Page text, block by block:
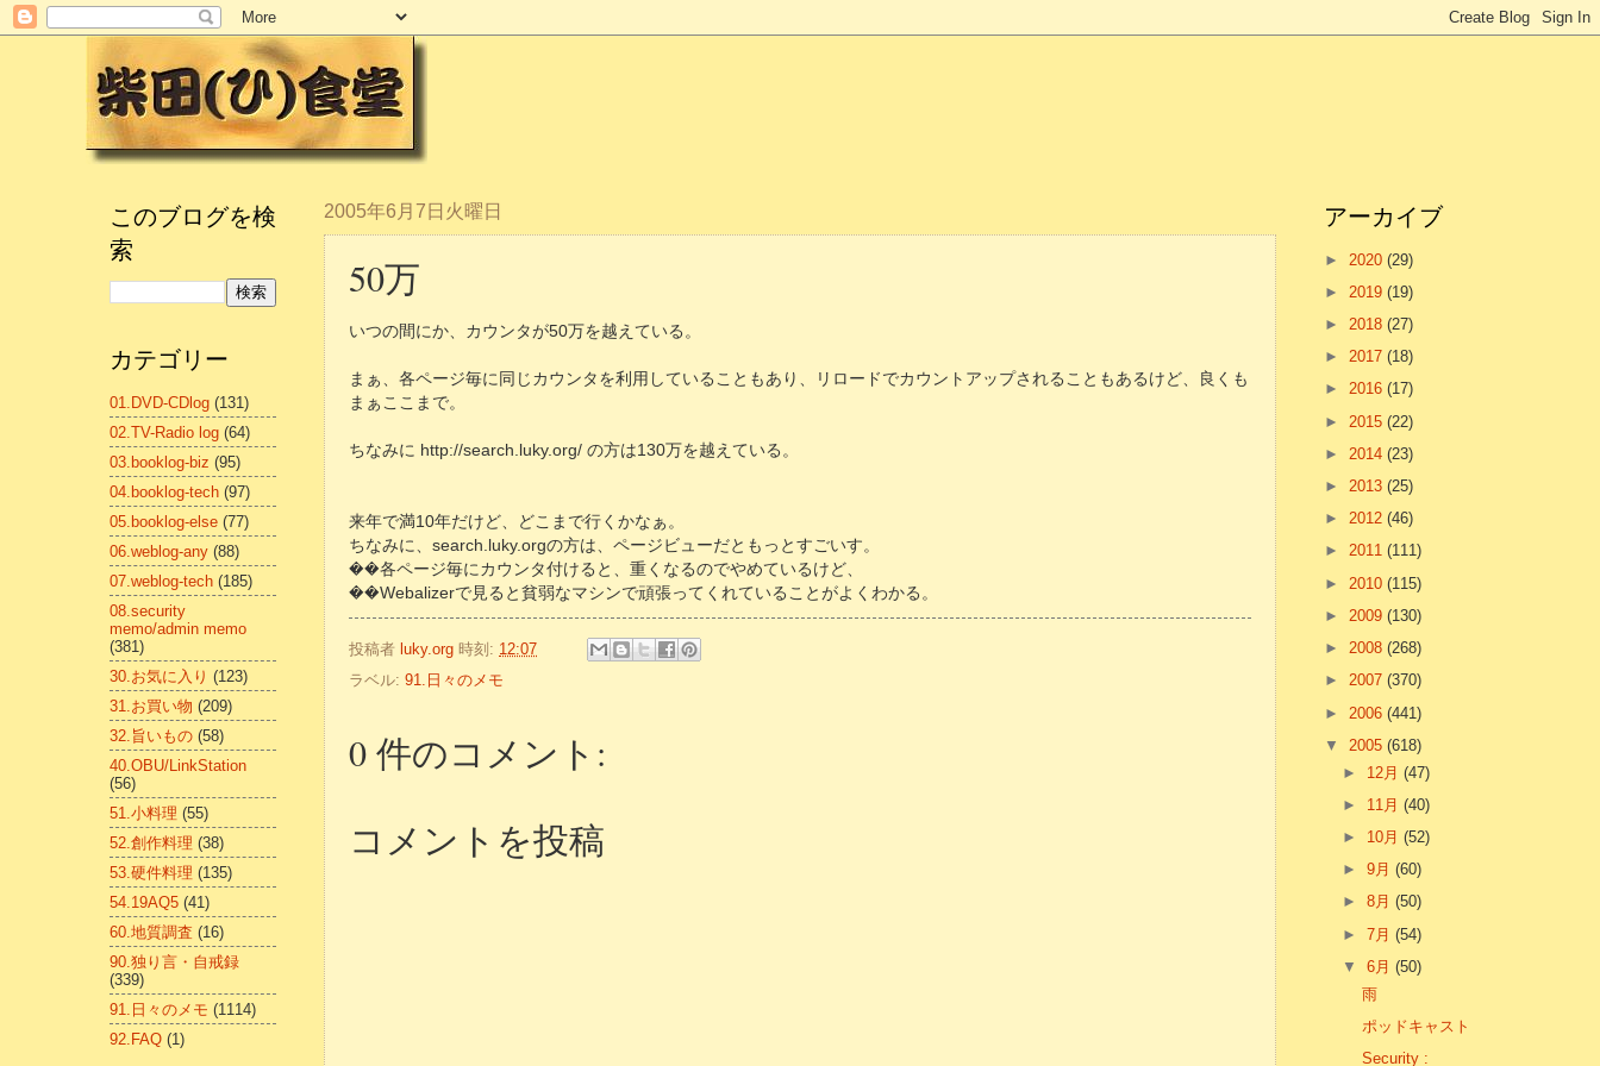
2005年6月7日火曜日
50万
いつの間にか、カウンタが50万を越えている。
まぁ、各ページ毎に同じカウンタを利用していることもあり、リロードでカウントアップされることもあるけど、良くも
まぁここまで。
ちなみに http://search.luky.org/ の方は130万を越えている。
来年で満10年だけど、どこまで行くかなぁ。
ちなみに、search.luky.orgの方は、ページビューだともっとすごいす。
��各ページ毎にカウンタ付けると、重くなるのでやめているけど、
��Webalizerで見ると貧弱なマシンで頑張ってくれていることがよくわかる。
投稿者 luky.org 時刻: 12:07
ラベル: 91.日々のメモ
0 件のコメント:
コメントを投稿
このブログを検
索
カテゴリー
01.DVD-CDlog (131)
02.TV-Radio log (64)
03.booklog-biz (95)
04.booklog-tech (97)
05.booklog-else (77)
06.weblog-any (88)
07.weblog-tech (185)
08.security
memo/admin memo
(381)
30.お気に入り (123)
31.お買い物 (209)
32.旨いもの (58)
40.OBU/LinkStation
(56)
51.小料理 (55)
52.創作料理 (38)
53.硬件料理 (135)
54.19AQ5 (41)
60.地質調査 (16)
90.独り言・自戒録
(339)
91.日々のメモ (1114)
92.FAQ (1)
アーカイブ
► 2020 (29)
► 2019 (19)
► 2018 (27)
► 2017 (18)
► 2016 (17)
► 2015 (22)
► 2014 (23)
► 2013 (25)
► 2012 (46)
► 2011 (111)
► 2010 (115)
► 2009 (130)
► 2008 (268)
► 2007 (370)
► 2006 (441)
▼ 2005 (618)
► 12月(47)
► 11月(40)
► 10月(52)
►9月(60)
►8月(50)
►7月(54)
▼6月(50)
雨
ポッドキャスト
Security :